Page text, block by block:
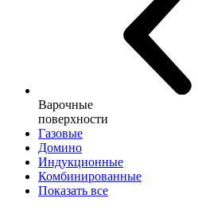
Варочные
поверхности
Газовые
Домино
Индукционные
Комбинированные
Показать все